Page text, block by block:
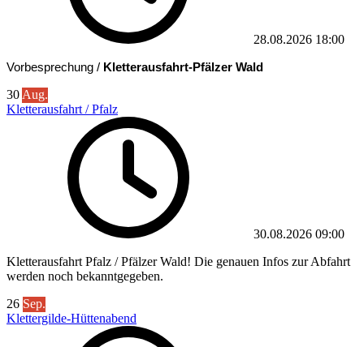
28.08.2026 18:00
Vorbesprechung / Kletterausfahrt-Pfälzer Wald
30 Aug.
Kletterausfahrt / Pfalz
30.08.2026 09:00
Kletterausfahrt Pfalz / Pfälzer Wald! Die genauen Infos zur Abfahrt
werden noch bekanntgegeben.
26 Sep.
Klettergilde-Hüttenabend